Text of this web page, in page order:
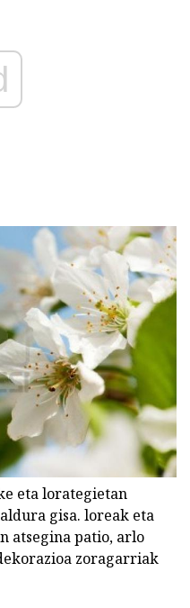
eta lorategietan
gisa. loreak eta
atsegina patio, arlo
zoragarriak